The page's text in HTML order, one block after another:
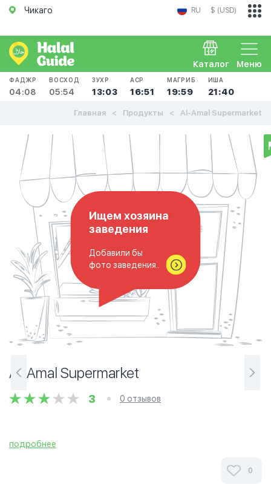
Чикаго RU $ (USD)
Меню
Каталог
ФАДЖР
04:08
ВОСХОД
05:54
ЗУХР
13:03
АСР
16:51
МАГРИБ
19:59
ИША
21:40
Главная Продукты Al-Amal Supermarket
Ищем хозяина
заведения
Добавили бы
фото заведения..
Al-Amal Supermarket
3 0 отзывов
подробнее
0